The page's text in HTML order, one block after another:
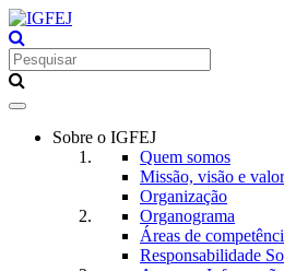
Toggle
navigationSobre o IGFEJ
Quem somos
Missão, visão e
Organização
Organograma
Áreas de
Responsabilidade